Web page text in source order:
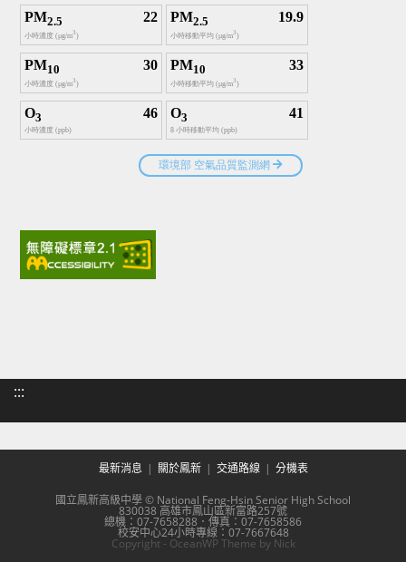
:::
最新消息 關於鳳新 交通路線 分機表
國立鳳新高級中學 © National Feng-Hsin Senior High School
830038 高雄市鳳山區新富路257號
總機：07-7658288．傳真：07-7658586
校安中心24小時專線：07-7667648
Copyright - OceanWP Theme by Nick